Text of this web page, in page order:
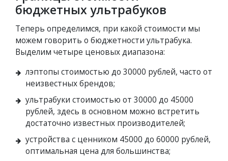
бюджетных ультрабуков
Теперь определимся, при какой стоимости мы
можем говорить о бюджетности ультрабука.
Выделим четыре ценовых диапазона:
лэптопы стоимостью до 30000 рублей, часто от
неизвестных брендов;
ультрабуки стоимостью от 30000 до 45000
рублей, здесь в основном можно встретить
достаточно известных производителей;
устройства с ценником 45000 до 60000 рублей,
оптимальная цена для большинства;